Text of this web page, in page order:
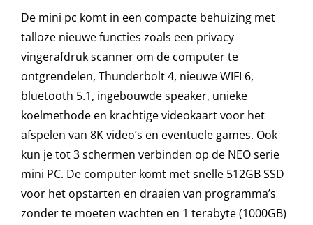
BLUETOOTH
5.1
-
WINDOWS
11
aantal
De mini pc komt in een compacte behuizing met
talloze nieuwe functies zoals een privacy
vingerafdruk scanner om de computer te
ontgrendelen, Thunderbolt 4, nieuwe WIFI 6,
bluetooth 5.1, ingebouwde speaker, unieke
koelmethode en krachtige videokaart voor het
afspelen van 8K video’s en eventuele games. Ook
kun je tot 3 schermen verbinden op de NEO serie
mini PC. De computer komt met snelle 512GB SSD
voor het opstarten en draaien van programma’s
zonder te moeten wachten en 1 terabyte (1000GB)